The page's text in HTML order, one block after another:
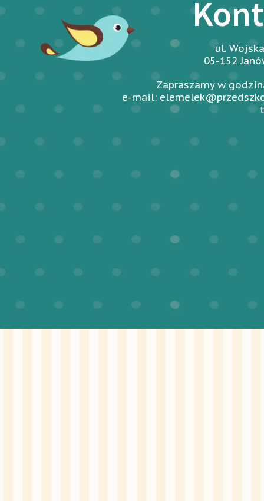
ul.
05-152
Zapraszamy w
e-mail: